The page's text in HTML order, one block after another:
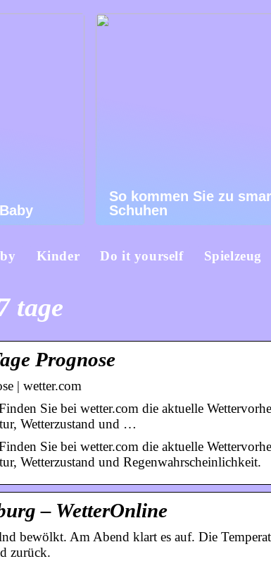
So kommen Sie zu
Schuhen
Kinder Do it yourself Spielzeug
tage
Prognose
| wetter.com
Sie bei wetter.com die aktuelle
Wetterzustand und …
Sie bei wetter.com die aktuelle
Wetterzustand und Regenwahrscheinlichkeit.
– WetterOnline
bewölkt. Am Abend klart es auf. Die
zurück.